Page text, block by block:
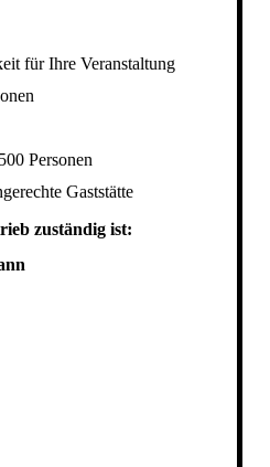
für Ihre Veranstaltung
Personen
Gaststätte
zuständig ist: